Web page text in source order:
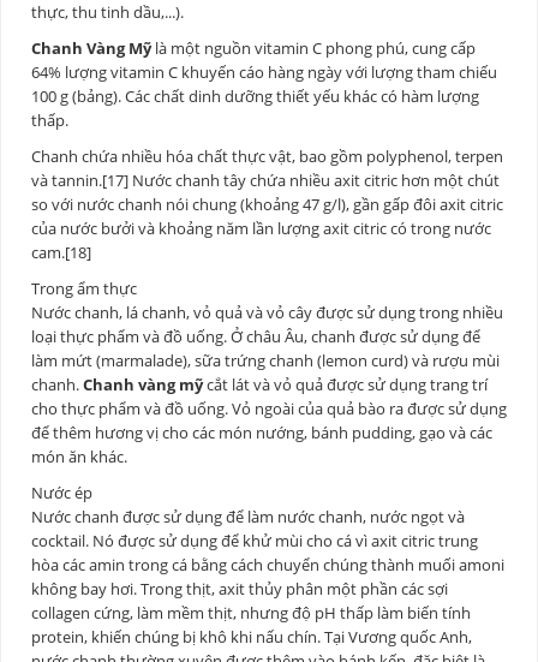
thực, thu tinh dầu,...).
Chanh Vàng Mỹlà một nguồn vitamin C phong phú, cung cấp
64% lượng vitamin C khuyến cáo hàng ngày với lượng tham chiếu
100 g (bảng). Các chất dinh dưỡng thiết yếu khác có hàm lượng
thấp.
Chanh chứa nhiều hóa chất thực vật, bao gồm polyphenol, terpen
và tannin.[17] Nước chanh tây chứa nhiều axit citric hơn một chút
so với nước chanh nói chung (khoảng 47 g/l), gần gấp đôi axit citric
của nước bưởi và khoảng năm lần lượng axit citric có trong nước
cam.[18]
Trong ẩm thực
Nước chanh, lá chanh, vỏ quả và vỏ cây được sử dụng trong nhiều
loại thực phẩm và đồ uống. Ở châu Âu, chanh được sử dụng để
làm mứt (marmalade), sữa trứng chanh (lemon curd) và rượu mùi
chanh.Chanh vàng mỹcắt lát và vỏ quả được sử dụng trang trí
cho thực phẩm và đồ uống. Vỏ ngoài của quả bào ra được sử dụng
để thêm hương vị cho các món nướng, bánh pudding, gạo và các
món ăn khác.
Nước ép
Nước chanh được sử dụng để làm nước chanh, nước ngọt và
cocktail. Nó được sử dụng để khử mùi cho cá vì axit citric trung
hòa các amin trong cá bằng cách chuyển chúng thành muối amoni
không bay hơi. Trong thịt, axit thủy phân một phần các sợi
collagen cứng, làm mềm thịt, nhưng độ pH thấp làm biến tính
protein, khiến chúng bị khô khi nấu chín. Tại Vương quốc Anh,